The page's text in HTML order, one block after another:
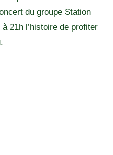
du groupe Station
21h l’histoire de profiter